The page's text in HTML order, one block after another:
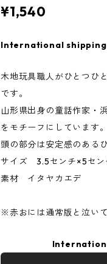
¥1,540
International
木地玩具職人がひとつひ
です。
山形県出身の童話作家・
をモチーフにしています。
頭の部分は安定感のある
サイズ 3.5センチ×5セン
素材 イタヤカエデ
※赤おには通常版と泣い